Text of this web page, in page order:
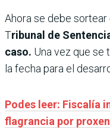
Ahora se debe
Tribunal de
caso. Una vez que se
la fecha para el
Podes leer: Fiscalía
flagrancia por